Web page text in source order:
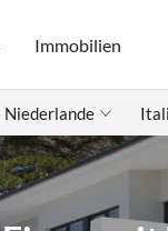
Immobilien
Niederlande